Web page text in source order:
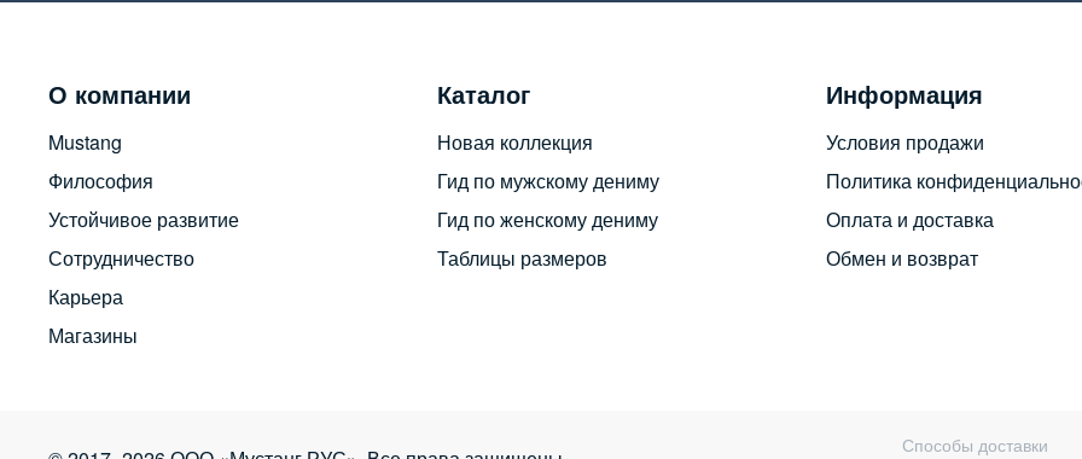
О компании
Mustang
Философия
Устойчивое развитие
Сотрудничество
Карьера
Магазины
Каталог
Новая коллекция
Гид по мужскому дениму
Гид по женскому дениму
Таблицы размеров
Информация
Условия продажи
Политика
Оплата и доставка
Обмен и возврат
Способы доставки